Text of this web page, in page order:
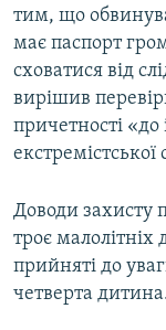
тим, що
має паспорт
сховатися від
вирішив
причетності
Доводи захисту
троє малолітніх
прийняті до
четверта